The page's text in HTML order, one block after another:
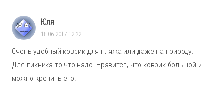
Юля
18.06.2017 12:22
Очень удобный коврик для пляжа или даже на природу.
Для пикника то что надо. Нравится, что коврик большой и
можно крепить его.